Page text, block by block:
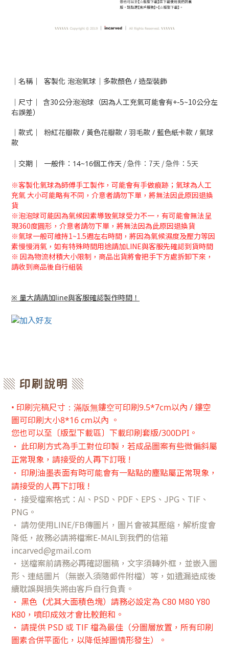
｜名稱｜ 客製化 泡泡氣球｜多款顏色 / 造型裝飾
｜尺寸｜ 含30公分泡泡球（因為人工充氣可能會有+-5~10公分左
右誤差）
｜款式｜ 粉紅花瓣款 / 黃色花瓣款 / 羽毛款 / 藍色紙卡款 / 氣球
款
｜交期｜ 一般件：14~16個工作天 / 急件：7天 / 急件：5天
※客製化氣球為師傅手工製作，可能會有手做痕跡；氣球為人工
充氣 大小可能略有不同，介意者請勿下單，將無法因此原因退換
貨
※泡泡球可能因為氣候因素導致氣球受力不一，有可能會無法呈
現360度圓形，介意者請勿下單，將無法因為此原因退換貨
※氣球一般可維持1~1.5週左右時間，將因為氣候濕度及壓力等因
素慢慢消氣，如有特殊時間用途請加LINE與客服先確認到貨時間
※ 因為物流材積大小限制，商品出貨將會把手下方處拆卸下來，
請收到商品後自行組裝
※ 量大請請加line與客服確認製作時間！
▒ 印刷說明 ▒
• 印刷完稿尺寸：滿版無鏤空可印刷9.5*7cm以內 /鏤空
圖可印刷大小8*16 cm以內 。
您也可以至〔版型下載區〕下載印刷套版/300DPI。
• 此印刷方式為手工對位印製，若成品圖案有些微偏斜屬
正常現象，請接受的人再下訂哦 !
• 印刷油墨表面有時可能會有一點點的塵點屬正常現象，
請接受的人再下訂哦 !
• 接受檔案格式：AI、PSD、PDF、EPS、JPG、TIF、
PNG。
• 請勿使用LINE/FB傳圖片，圖片會被其壓縮，解析度會
降低，故務必請將檔案E-MAIL到我們的信箱
incarved@gmail.com
• 送檔案前請務必再確認圖稿，文字須轉外框，並嵌入圖
形、連結圖片（無嵌入須隨郵件附檔）等，如遺漏造成後
續耽誤與損失將由客戶自行負責。
• 黑色 （尤其大面積色塊）請務必設定為 C80 M80 Y80
K80，噴印成效才會比較飽和。
• 請提供 PSD 或 TIF 檔為最佳（分圖層放置，所有印刷
圖素合併平面化，以降低掉圖情形發生）。